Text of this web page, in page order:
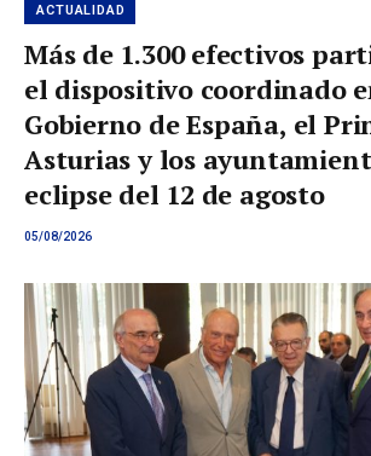
ACTUALIDAD
Más de 1.300 efectivos
el dispositivo coordinado
Gobierno de España, el
Asturias y los
eclipse del 12 de agosto
05/08/2026